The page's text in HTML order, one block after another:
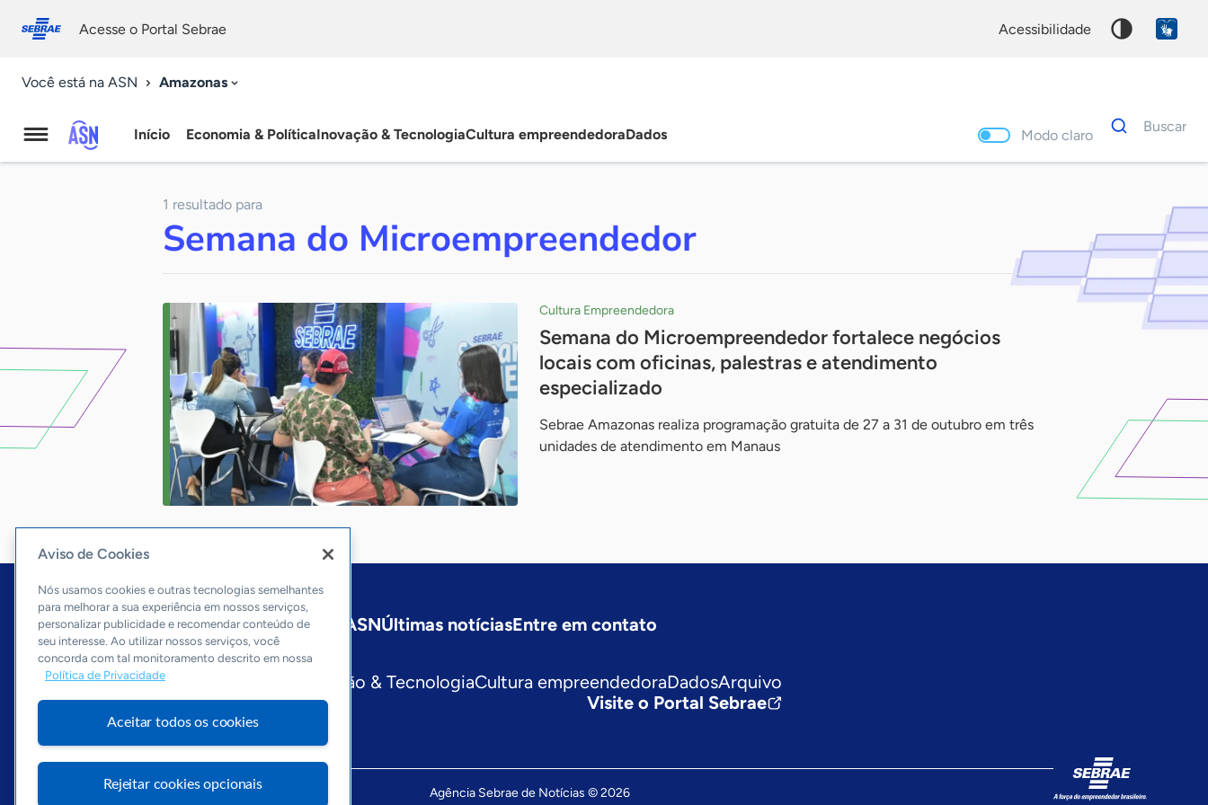
conosco
Acesse o Portal Sebrae acessibilidade
Você está na ASN Amazonas
Agência
Notícias
Início Economia & PolíticaInovação & TecnologiaCultura empreendedoraDados Modo claro
Dados
para
Buscar
1 resultado para
Semana do Microempreendedor
Cultura Empreendedora
Semana do Microempreendedor fortalece negócios
locais com oficinas, palestras e atendimento
especializado
Sebrae Amazonas realiza programação gratuita de 27 a 31 de outubro em três
unidades de atendimento em Manaus
InícioAmazonas Sobre a ASNÚltimas notíciasEntre em contato
Editorias
Economia & Política
Inovação & TecnologiaCultura empreendedoraDadosArquivo
Visite o Portal Sebrae
Agência Sebrae de Notícias © 2026
Aviso de Cookies
Nós usamos cookies e outras tecnologias semelhantes
para melhorar a sua experiência em nossos serviços,
personalizar publicidade e recomendar conteúdo de
seu interesse. Ao utilizar nossos serviços, você
concorda com tal monitoramento descrito em nossa
Política de Privacidade
Aceitar todos os cookies
Rejeitar cookies opcionais